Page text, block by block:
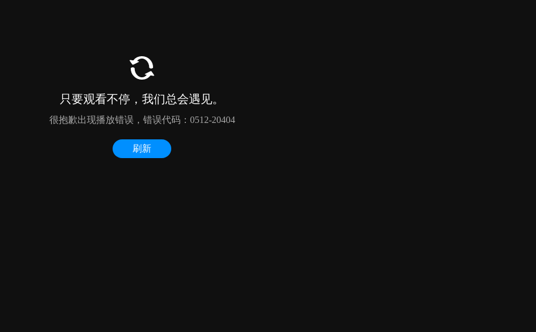
只要观看不停，我们总会遇见。
很抱歉出现播放错误，错误代码：0512-20404
刷新